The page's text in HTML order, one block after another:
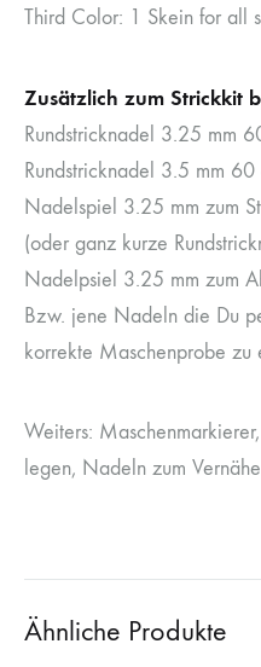
Third Color: 1 Skein for all
Zusätzlich zum Strickkit
Rundstricknadel 3.25 mm
Rundstricknadel 3.5 mm
Nadelspiel 3.25 mm zum
(oder ganz kurze
Nadelpsiel 3.25 mm zum
Bzw. jene Nadeln die Du
korrekte Maschenprobe zu
Weiters:
legen, Nadeln zum
Ähnliche Produkte